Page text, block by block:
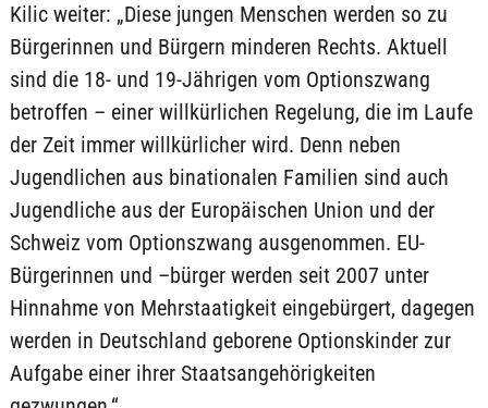
Kilic weiter: „Diese jungen Menschen werden so zu
Bürgerinnen und Bürgern minderen Rechts. Aktuell
sind die 18- und 19-Jährigen vom Optionszwang
betroffen – einer willkürlichen Regelung, die im Laufe
der Zeit immer willkürlicher wird. Denn neben
Jugendlichen aus binationalen Familien sind auch
Jugendliche aus der Europäischen Union und der
Schweiz vom Optionszwang ausgenommen. EU-
Bürgerinnen und –bürger werden seit 2007 unter
Hinnahme von Mehrstaatigkeit eingebürgert, dagegen
werden in Deutschland geborene Optionskinder zur
Aufgabe einer ihrer Staatsangehörigkeiten